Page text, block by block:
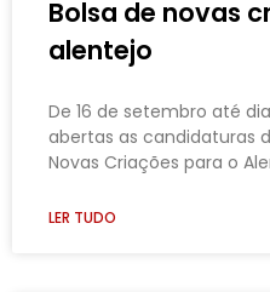
Bolsa de novas
alentejo
De 16 de setembro até
abertas as candidaturas
Novas Criações para o
LER TUDO